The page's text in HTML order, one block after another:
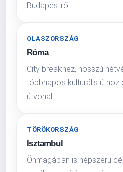
Budapestről.
OLASZORSZÁG
Róma
City breakhez, hosszú
többnapos kulturális úthoz
útvonal.
TÖRÖKORSZÁG
Isztambul
Önmagában is népszerű